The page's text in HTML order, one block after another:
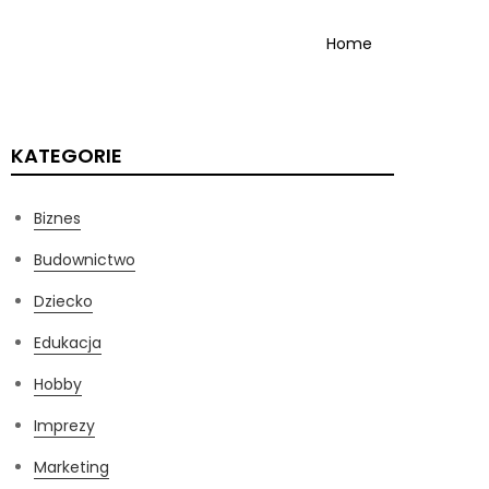
Home
KATEGORIE
Biznes
Budownictwo
Dziecko
Edukacja
Hobby
Imprezy
Marketing